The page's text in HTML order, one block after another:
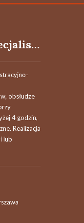
Specjalista/specjalistka
obsłudze
4 godzin,
Realizacja
lub